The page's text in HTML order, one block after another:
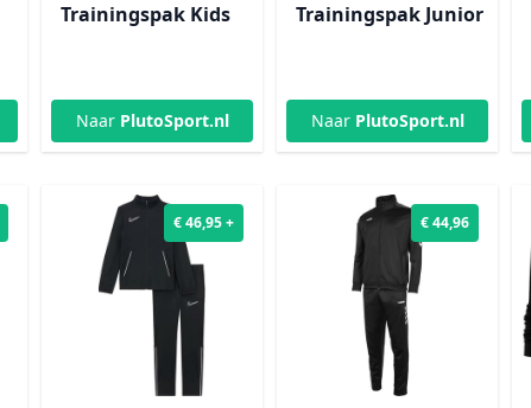
Trainingspak Kids
Naar PlutoSport.nl
Trainingspak Junior
Naar PlutoSport.nl
€ 46,95 + € 44,96